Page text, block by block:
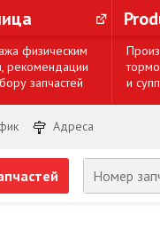
физическим
рекомендации
запчастей
и
Адреса